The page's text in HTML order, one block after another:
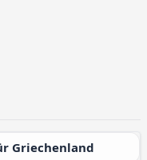
Griechenland